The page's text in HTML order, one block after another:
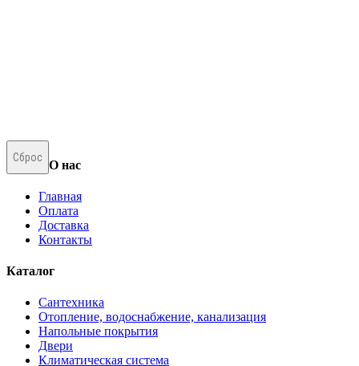
Сброс
О нас
Главная
Оплата
Доставка
Контакты
Каталог
Сантехника
Отопление, водоснабжение, канализация
Напольные покрытия
Двери
Климатическая система